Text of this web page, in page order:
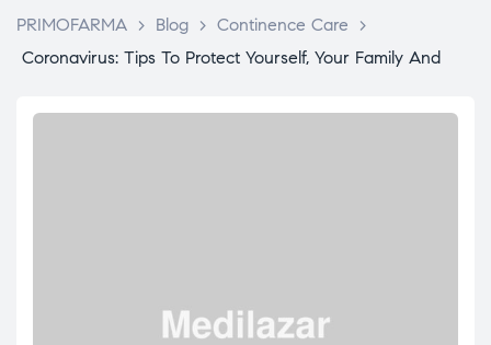
PRIMOFARMA > Blog > Continence Care
>
Coronavirus: Tips To Protect Yourself, Your Family And